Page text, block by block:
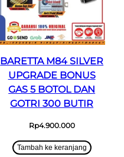
BARETTA M84 SILVER
UPGRADE BONUS
GAS 5 BOTOL DAN
GOTRI 300 BUTIR
Rp4.900.000
Tambah ke keranjang